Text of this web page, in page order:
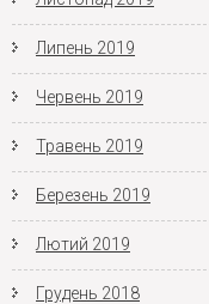
Липень 2019
Червень 2019
Травень 2019
Березень 2019
Лютий 2019
Грудень 2018